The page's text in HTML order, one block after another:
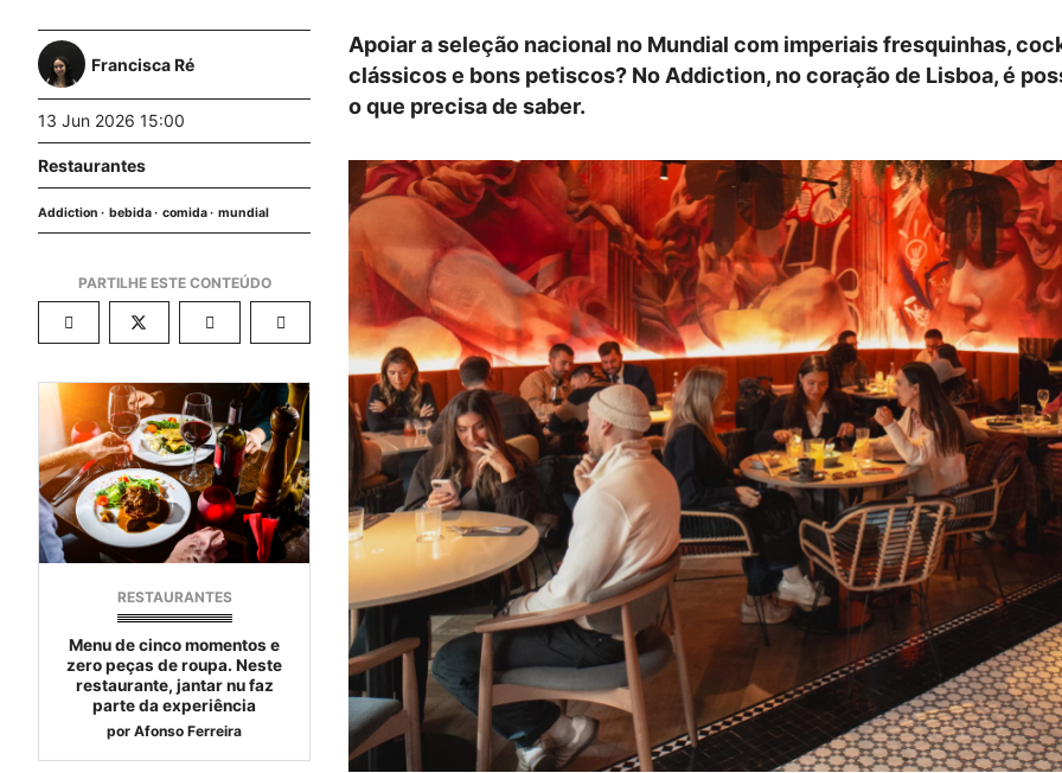
Francisca Ré
13 Jun 2026 15:00
Restaurantes
Addiction bebida comida mundial
RESTAURANTES
Menu de cinco momentos e
zero peças de roupa. Neste
restaurante, jantar nu faz
parte da experiência
por Afonso Ferreira
Apoiar a seleção nacional no Mundial com imperiais fresquinhas,
clássicos e bons petiscos? No Addiction, no coração de Lisboa, é
o que precisa de saber.